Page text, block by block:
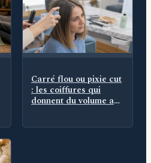
Carré flou ou pixie cut
: les coiffures qui
donnent du volume aux